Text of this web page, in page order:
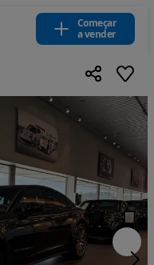
Começar
a vender